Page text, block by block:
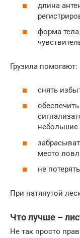
длина
форма
Грузила помогают:
снять
небольшие
место
не
При натянутой
Что лучше –
Не так просто